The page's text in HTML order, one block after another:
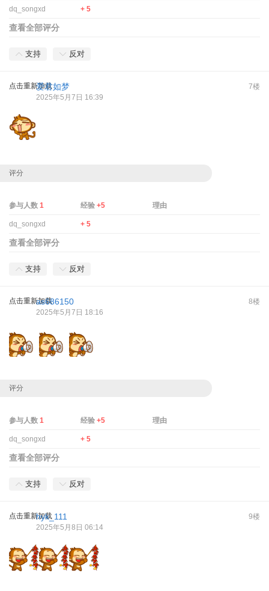
dq_songxd + 5
查看全部评分
支持 反对
点击重新加载 7楼
爱君如梦
2025年5月7日 16:39
评分
参与人数 1 经验+5 理由
dq_songxd + 5
查看全部评分
支持 反对
点击重新加载 8楼
as686150
2025年5月7日 18:16
评分
参与人数 1 经验+5 理由
dq_songxd + 5
查看全部评分
支持 反对
点击重新加载 9楼
hyk_111
2025年5月8日 06:14